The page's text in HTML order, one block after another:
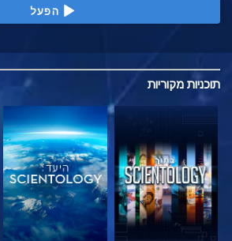
הפעל
תוכניות מקוריות